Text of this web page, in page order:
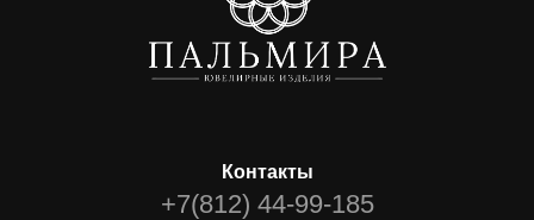
Контакты
+7(812) 44-99-185